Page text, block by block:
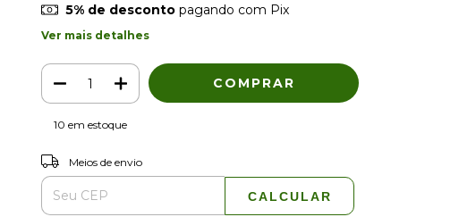
5% de descontopagando com Pix
Ver mais detalhes
10 em estoque
Entregas para o CEP:
Meios de envio
CALCULAR